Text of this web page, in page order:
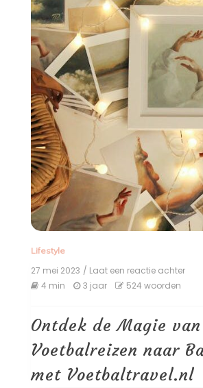
Lifestyle
27 mei 2023 / Laat een reactie achterop
naar
met
4 min 3 jaar 524 woorden
Ontdek de Magie van
Voetbalreizen naar
met Voetbaltravel.nl